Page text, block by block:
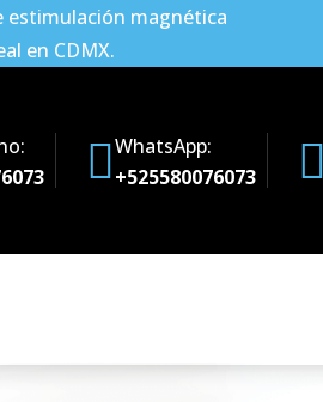
estimulación magnética
en CDMX.
WhatsApp:
+525580076073